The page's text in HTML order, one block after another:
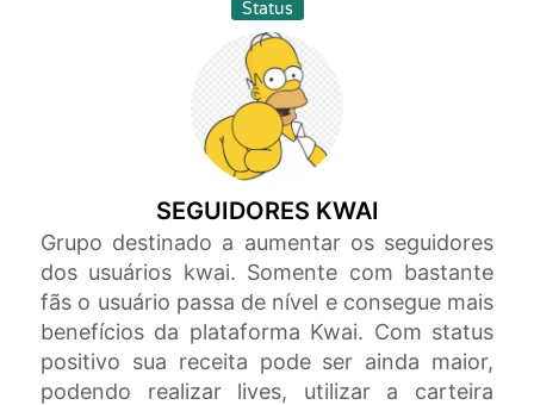
Status
SEGUIDORES KWAI
Grupo destinado a aumentar os seguidores
dos usuários kwai. Somente com bastante
fãs o usuário passa de nível e consegue mais
benefícios da plataforma Kwai. Com status
positivo sua receita pode ser ainda maior,
podendo realizar lives, utilizar a carteira